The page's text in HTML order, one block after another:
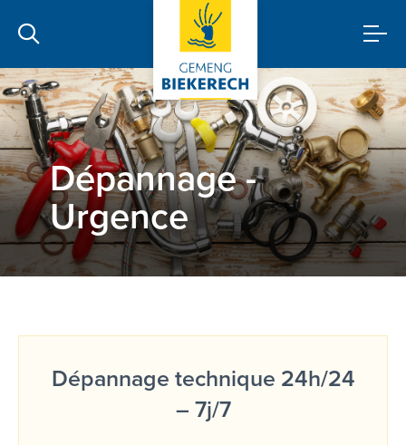
Dépannage -
Urgence
Dépannage technique 24h/24
– 7j/7